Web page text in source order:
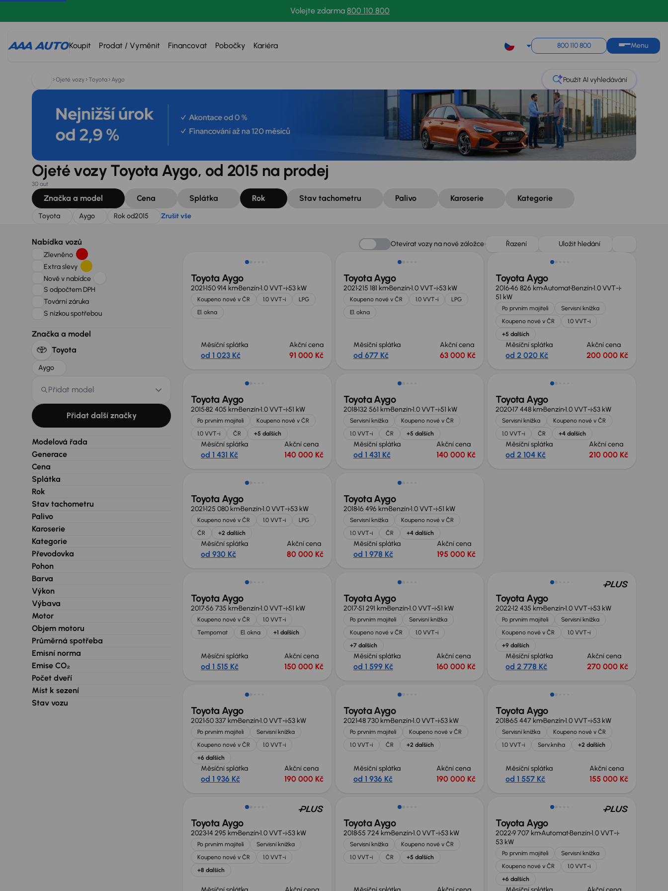
Volejte zdarma 800 110 800
Koupit Prodat / Vyměnit Financovat Pobočky Kariéra 800 110 800 Menu
Hledáte: Zrušit vše
Ojeté vozy Toyota Aygo Použít AI vyhledávání
Ojeté vozy Toyota Aygo, od 2015 na prodej
30 aut
Značka a model Cena Splátka Rok Stav tachometru Palivo Karoserie Kategorie
Toyota Aygo Rok od2015 Zrušit vše
Nabídka vozů
Zlevněno
Extra slevy
Nově v nabídce
S odpočtem DPH
Tovární záruka
S nízkou spotřebou
Značka a model
Toyota
Aygo
Přidat model
Přidat další značky
Modelová řada
Generace
Cena
Splátka
Rok
Stav tachometru
Palivo
Karoserie
Kategorie
Převodovka
Pohon
Barva
Výkon
Výbava
Motor
Objem motoru
Průměrná spotřeba
Emisní norma
Emise CO₂
Počet dveří
Míst k sezení
Stav vozu
Otevírat vozy na nové záložce Řazení Uložit hledání
Toyota Aygo
2021150 914 kmBenzín1.0 VVT-i53 kW
Koupeno nové v ČR 1.0 VVT-i
LPG
El. okna
Měsíční splátka
od 1 023 Kč
Akční cena
91 000 Kč
Možnost odpočtu DPH
Toyota Aygo
2021215 181 kmBenzín1.0 VVT-i53 kW
Koupeno nové v ČR 1.0 VVT-i
LPG
El. okna
Měsíční splátka
od 677 Kč
Akční cena
63 000 Kč
Zlevněno o 20 000 Kč
Toyota Aygo
201646 826 kmAutomatBenzín1.0 VVT-i
51 kW
Po prvním majiteli
Servisní knížka
Koupeno nové v ČR
1.0 VVT-i
+5 dalších
Měsíční splátka
od 2 020 Kč
Akční cena
200 000 Kč
Možnost odpočtu DPH
Toyota Aygo
201582 405 kmBenzín1.0 VVT-i51 kW
Po prvním majiteli
Koupeno nové v ČR
1.0 VVT-i
ČR +5 dalších
Měsíční splátka
od 1 431 Kč
Akční cena
140 000 Kč
Toyota Aygo
2018132 561 kmBenzín1.0 VVT-i51 kW
Servisní knížka
Koupeno nové v ČR
1.0 VVT-i
ČR +5 dalších
Měsíční splátka
od 1 431 Kč
Akční cena
140 000 Kč
Toyota Aygo
202017 448 kmBenzín1.0 VVT-i53 kW
Servisní knížka
Koupeno nové v ČR
1.0 VVT-i
ČR +4 dalších
Měsíční splátka
od 2 104 Kč
Akční cena
210 000 Kč
Toyota Aygo
2021125 080 kmBenzín1.0 VVT-i53 kW
Koupeno nové v ČR 1.0 VVT-i
LPG
ČR
+2 dalších
Měsíční splátka
od 930 Kč
Akční cena
80 000 Kč
Toyota Aygo
201816 496 kmBenzín1.0 VVT-i51 kW
Servisní knížka
Koupeno nové v ČR
1.0 VVT-i
ČR +4 dalších
Měsíční splátka
od 1 978 Kč
Akční cena
195 000 Kč
Toyota Aygo
201756 735 kmBenzín1.0 VVT-i51 kW
Koupeno nové v ČR
1.0 VVT-i
Tempomat
El. okna +1 dalších
Měsíční splátka
od 1 515 Kč
Akční cena
150 000 Kč
Toyota Aygo
201751 291 kmBenzín1.0 VVT-i51 kW
Po prvním majiteli
Servisní knížka
Koupeno nové v ČR
1.0 VVT-i
+7 dalších
Měsíční splátka
od 1 599 Kč
Akční cena
160 000 Kč
Toyota Aygo
202212 435 kmBenzín1.0 VVT-i53 kW
Po prvním majiteli
Servisní knížka
Koupeno nové v ČR
1.0 VVT-i
+9 dalších
Měsíční splátka
od 2 778 Kč
Akční cena
270 000 Kč
Toyota Aygo
202150 337 kmBenzín1.0 VVT-i53 kW
Po prvním majiteli
Servisní knížka
Koupeno nové v ČR
1.0 VVT-i
+6 dalších
Měsíční splátka
od 1 936 Kč
Akční cena
190 000 Kč
Nově v nabídce
Toyota Aygo
202148 730 kmBenzín1.0 VVT-i53 kW
Po prvním majiteli
Koupeno nové v ČR
1.0 VVT-i
ČR +2 dalších
Měsíční splátka
od 1 936 Kč
Akční cena
190 000 Kč
Toyota Aygo
201865 447 kmBenzín1.0 VVT-i53 kW
Servisní knížka
Koupeno nové v ČR
1.0 VVT-i
Serv.kniha +2 dalších
Měsíční splátka
od 1 557 Kč
Akční cena
155 000 Kč
Toyota Aygo
202314 295 kmBenzín1.0 VVT-i53 kW
Po prvním majiteli
Servisní knížka
Koupeno nové v ČR
1.0 VVT-i
+8 dalších
Toyota Aygo
201855 724 kmBenzín1.0 VVT-i53 kW
Servisní knížka
Koupeno nové v ČR
1.0 VVT-i
ČR +5 dalších
Zlevněno o 10 000 Kč
Toyota Aygo
20229 707 kmAutomatBenzín1.0 VVT-i
53 kW
Po prvním majiteli
Servisní knížka
Koupeno nové v ČR
1.0 VVT-i
+6 dalších